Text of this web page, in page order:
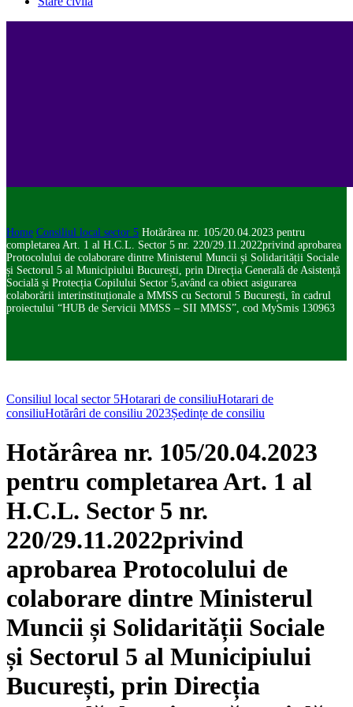
Home Consiliul local sector 5 Hotărârea nr. 105/20.04.2023 pentru
completarea Art. 1 al H.C.L. Sector 5 nr. 220/29.11.2022privind aprobarea
Protocolului de colaborare dintre Ministerul Muncii și Solidarității Sociale
și Sectorul 5 al Municipiului București, prin Direcția Generală de Asistență
Socială și Protecția Copilului Sector 5,având ca obiect asigurarea
colaborării interinstituționale a MMSS cu Sectorul 5 București, în cadrul
proiectului “HUB de Servicii MMSS – SII MMSS”, cod MySmis 130963
Consiliul local sector 5Hotarari de consiliuHotarari de
consiliuHotărâri de consiliu 2023Ședințe de consiliu
Hotărârea nr. 105/20.04.2023
pentru completarea Art. 1 al
H.C.L. Sector 5 nr.
220/29.11.2022privind
aprobarea Protocolului de
colaborare dintre Ministerul
Muncii și Solidarității Sociale
și Sectorul 5 al Municipiului
București, prin Direcția